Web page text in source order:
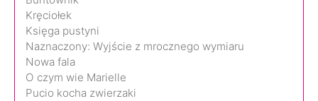
Kręciołek
Księga pustyni
Naznaczony: Wyjście z mrocznego wymiaru
Nowa fala
O czym wie Marielle
Pucio kocha zwierzaki